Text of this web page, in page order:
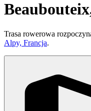
Trasa rowerowa
Alpy, Francja.